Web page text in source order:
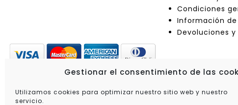
Gestionar el consentimiento de las
Utilizamos cookies para optimizar nuestro sitio web y nuestro
servicio.
Condiciones
Información
Devoluciones